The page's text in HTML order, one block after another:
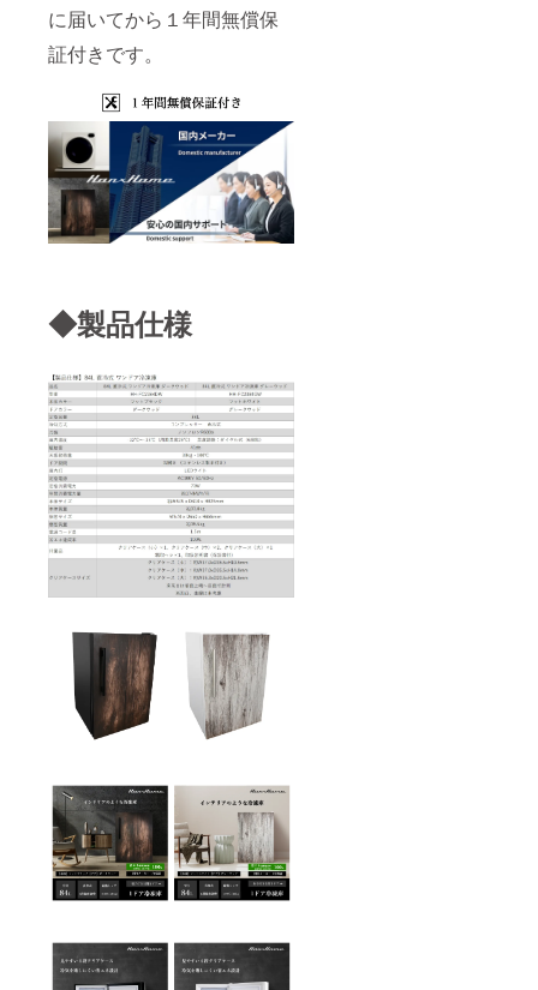
に届いてから１年間無償保
証付きです。
◆製品仕様